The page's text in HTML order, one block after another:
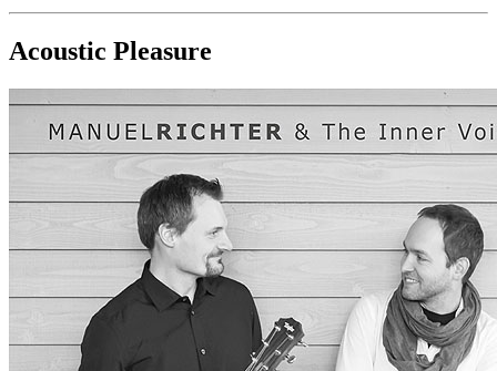
Acoustic Pleasure